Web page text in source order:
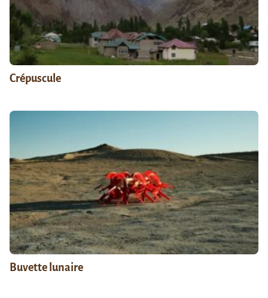
Crépuscule
Buvette lunaire